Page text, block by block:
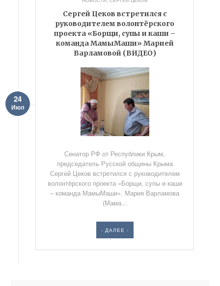
Сергей Цеков встретился с
руководителем волонтёрского
проекта «Борщи, супы и каши –
команда МамыМаши» Марией
Варламовой (ВИДЕО)
24
Июл
Сенатор РФ от Республики Крым,
председатель Русской общины Крыма
Сергей Цеков встретился с руководителем
волонтёрского проекта «Борщи, супы и каши
– команда МамыМаши». Мария Варламова
(Мама...
- ДАЛЕЕ -